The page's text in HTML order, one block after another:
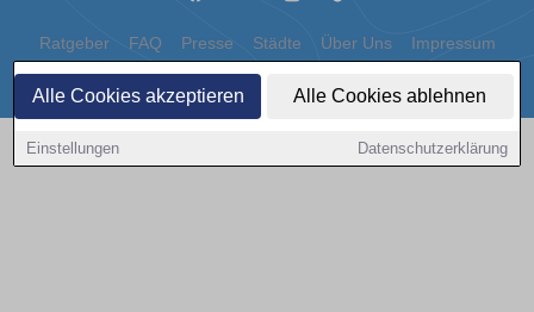
Alle Cookies akzeptieren Alle Cookies ablehnen
Einstellungen Datenschutzerklärung
Ratgeber FAQ Presse Städte Über Uns Impressum
Datenschutz Cookies
Copyright © 2000 - 2026 | 1A Infosysteme GmbH | Content by: 1a-sites-autos